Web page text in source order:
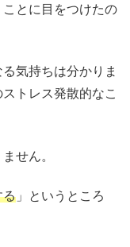
ことに目をつけたの
気持ちは分かりま
トレス発散的なこ
せん。
る 」というところ